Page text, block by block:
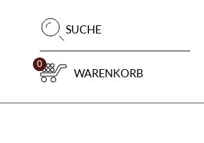
SUCHE
0
WARENKORB